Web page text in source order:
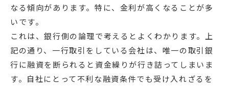
なる傾向があります。特に、金利が高くなることが多
いです。
これは、銀行側の論理で考えるとよくわかります。上
記の通り、一行取引をしている会社は、唯一の取引銀
行に融資を断られると資金繰りが行き詰ってしまいま
す。自社にとって不利な融資条件でも受け入れざるを